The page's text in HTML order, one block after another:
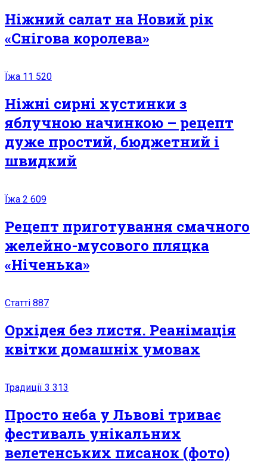
Ніжний салат на Новий рік
«Снігова королева»
Їжа 11 520
Ніжні сирні хустинки з
яблучною начинкою – рецепт
дуже простий, бюджетний і
швидкий
Їжа 2 609
Рецепт приготування смачного
желейно-мусового пляцка
«Ніченька»
Статті 887
Орхідея без листя. Реанімація
квітки домашніх умовах
Традиції 3 313
Просто неба у Львові триває
фестиваль унікальних
велетенських писанок (фото)